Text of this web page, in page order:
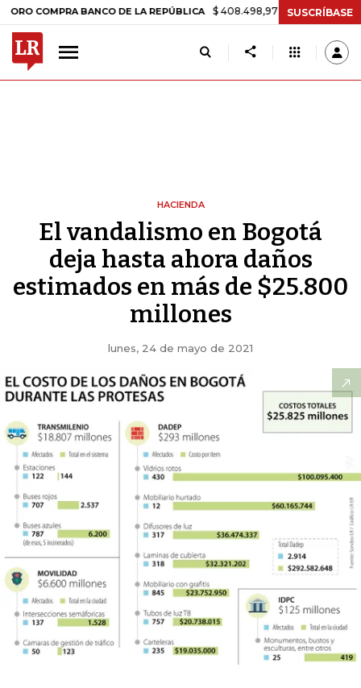
BANCO DE LA REPÚBLICA $ 408.498,97 +$ 8.753,81 +2,19%
SUSCRÍBASE
HACIENDA
El vandalismo en Bogotá
deja hasta ahora daños
estimados en más de $25.800
millones
lunes, 24 de mayo de 2021